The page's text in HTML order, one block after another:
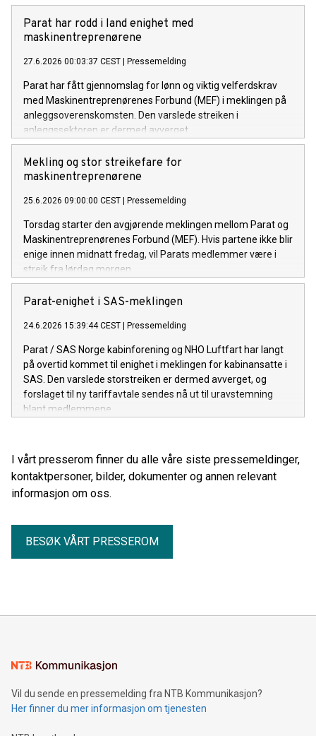
Parat har rodd i land enighet med
maskinentreprenørene
27.6.2026 00:03:37 CEST Pressemelding
Parat har fått gjennomslag for lønn og viktig velferdskrav
med Maskinentreprenørenes Forbund (MEF) i meklingen på
anleggsoverenskomsten. Den varslede streiken i
anleggssektoren er dermed avverget.
Mekling og stor streikefare for
maskinentreprenørene
25.6.2026 09:00:00 CEST Pressemelding
Torsdag starter den avgjørende meklingen mellom Parat og
Maskinentreprenørenes Forbund (MEF). Hvis partene ikke blir
enige innen midnatt fredag, vil Parats medlemmer være i
streik fra lørdag morgen.
Parat-enighet i SAS-meklingen
24.6.2026 15:39:44 CEST Pressemelding
Parat / SAS Norge kabinforening og NHO Luftfart har langt
på overtid kommet til enighet i meklingen for kabinansatte i
SAS. Den varslede storstreiken er dermed avverget, og
forslaget til ny tariffavtale sendes nå ut til uravstemning
blant medlemmene.
I vårt presserom finner du alle våre siste pressemeldinger,
kontaktpersoner, bilder, dokumenter og annen relevant
informasjon om oss.
BESØK VÅRT PRESSEROM
Vil du sende en pressemelding fra NTB Kommunikasjon?
Her finner du mer informasjon om tjenesten